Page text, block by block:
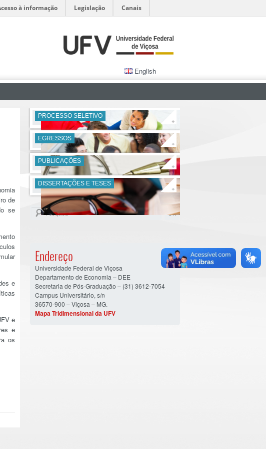
à informação Legislação Canais
English
de
se
e
e
e
os
PROCESSO SELETIVO +
EGRESSOS +
PUBLICAÇÕES +
DISSERTAÇÕES E TESES +
Endereço
Universidade Federal de Viçosa
Departamento de Economia – DEE
Secretaria de Pós-Graduação – (31) 3612-7054
Campus Universitário, s/n
36570-900 – Viçosa – MG.
Mapa Tridimensional da UFV